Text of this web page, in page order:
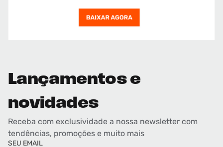
Lançamentos e
novidades
Receba com exclusividade a nossa newsletter com
tendências, promoções e muito mais
SEU EMAIL